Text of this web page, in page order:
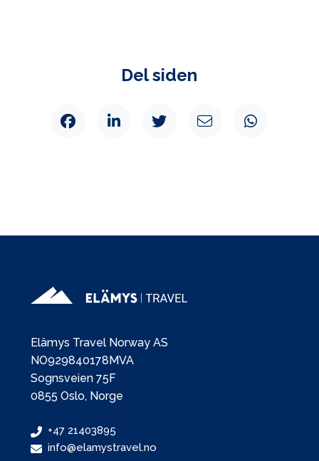
Del siden
Elämys Travel Norway AS
NO929840178MVA
Sognsveien 75F
0855 Oslo, Norge
+47 21403895
info@elamystravel.no